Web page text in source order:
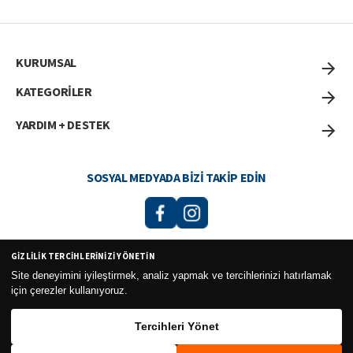
KURUMSAL
KATEGORİLER
YARDIM + DESTEK
SOSYAL MEDYADA BIZI TAKIP EDIN
Curesel Turizm Ticaret Limited Şirketi 2026 ©
GIZLILIK TERCIHLERINIZI YÖNETIN
Site deneyimini iyileştirmek, analiz yapmak ve tercihlerinizi hatırlamak
için çerezler kullanıyoruz.
Tercihleri Yönet